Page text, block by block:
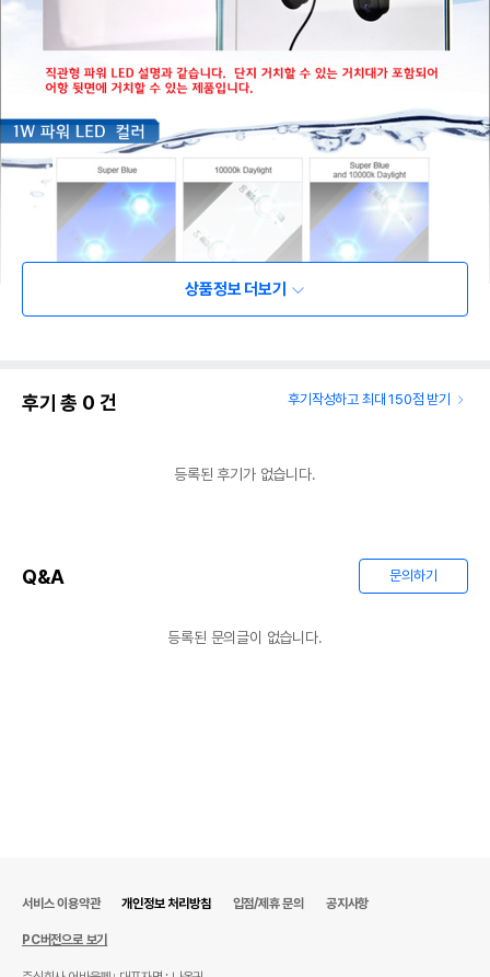
상품정보 더보기
후기 총 0 건 후기작성하고 최대 150점 받기
등록된 후기가 없습니다.
Q&A 문의하기
등록된 문의글이 없습니다.
서비스 이용약관 개인정보 처리방침 입점/제휴 문의 공지사항
PC버전으로 보기